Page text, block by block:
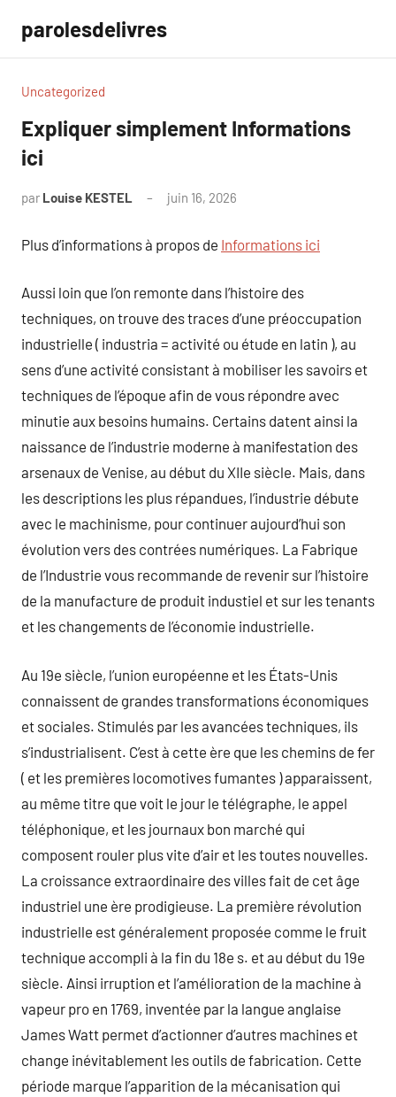
contenu
parolesdelivres
Uncategorized
Expliquer simplement Informations
ici
par Louise KESTEL juin 16, 2026
Plus d’informations à propos de Informations ici
Aussi loin que l’on remonte dans l’histoire des
techniques, on trouve des traces d’une préoccupation
industrielle ( industria = activité ou étude en latin ), au
sens d’une activité consistant à mobiliser les savoirs et
techniques de l’époque afin de vous répondre avec
minutie aux besoins humains. Certains datent ainsi la
naissance de l’industrie moderne à manifestation des
arsenaux de Venise, au début du XIIe siècle. Mais, dans
les descriptions les plus répandues, l’industrie débute
avec le machinisme, pour continuer aujourd’hui son
évolution vers des contrées numériques. La Fabrique
de l’Industrie vous recommande de revenir sur l’histoire
de la manufacture de produit industiel et sur les tenants
et les changements de l’économie industrielle.
Au 19e siècle, l’union européenne et les États-Unis
connaissent de grandes transformations économiques
et sociales. Stimulés par les avancées techniques, ils
s’industrialisent. C’est à cette ère que les chemins de fer
( et les premières locomotives fumantes ) apparaissent,
au même titre que voit le jour le télégraphe, le appel
téléphonique, et les journaux bon marché qui
composent rouler plus vite d’air et les toutes nouvelles.
La croissance extraordinaire des villes fait de cet âge
industriel une ère prodigieuse. La première révolution
industrielle est généralement proposée comme le fruit
technique accompli à la fin du 18e s. et au début du 19e
siècle. Ainsi irruption et l’amélioration de la machine à
vapeur pro en 1769, inventée par la langue anglaise
James Watt permet d’actionner d’autres machines et
change inévitablement les outils de fabrication. Cette
période marque l’apparition de la mécanisation qui